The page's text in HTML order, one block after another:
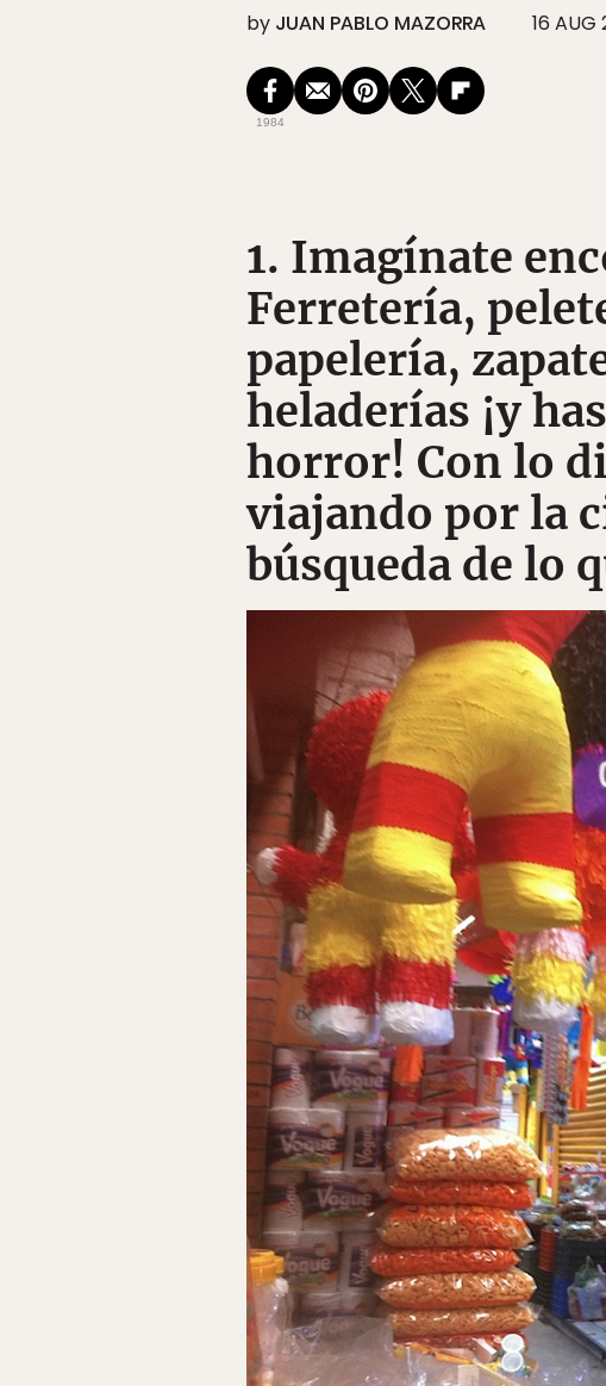
by JUAN PABLO MAZORRA 16 AUG
1984
1. Imagínate
Ferretería,
papelería,
heladerías ¡y
horror! Con lo
viajando por la
búsqueda de lo